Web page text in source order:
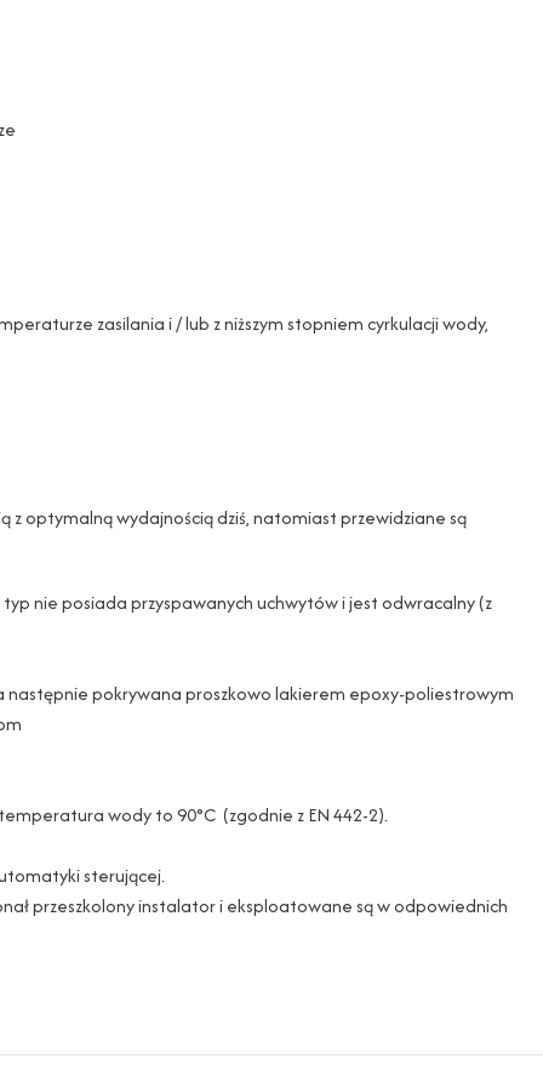
zasilania i / lub z niższym stopniem cyrkulacji wody,
z optymalną wydajnością dziś, natomiast przewidziane są
nie posiada przyspawanych uchwytów i jest odwracalny (z
następnie pokrywana proszkowo lakierem epoxy-poliestrowym
wody to 90°C (zgodnie z EN 442-2).
sterującej.
przeszkolony instalator i eksploatowane są w odpowiednich